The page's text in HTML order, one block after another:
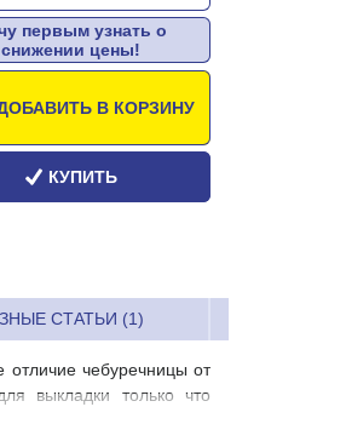
первым узнать о
снижении цены!
В КОРЗИНУ
КУПИТЬ
СТАТЬИ (1)
отличие чебуречницы от
выкладки только что